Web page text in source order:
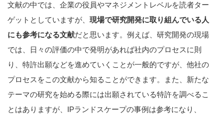
文献の中では、企業の役員やマネジメントレベルを読者ター
ゲットとしていますが、 現場で研究開発に取り組んでいる人
にも参考になる文献だと思います。例えば、研究開発の現場
では、日々の評価の中で発明があれば社内のプロセスに則
り、特許出願などを進めていくことが一般的ですが、他社の
プロセスをこの文献から知ることができます。また、新たな
テーマの研究を始める際には出願されている特許を調べるこ
とはありますが、IPランドスケープの事例は参考になり、